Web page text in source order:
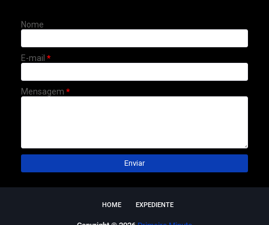
Nome
E-mail *
Mensagem *
HOME EXPEDIENTE